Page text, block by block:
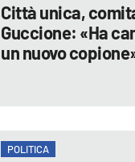
Città unica,
Guccione: «Ha
un nuovo
POLITICA